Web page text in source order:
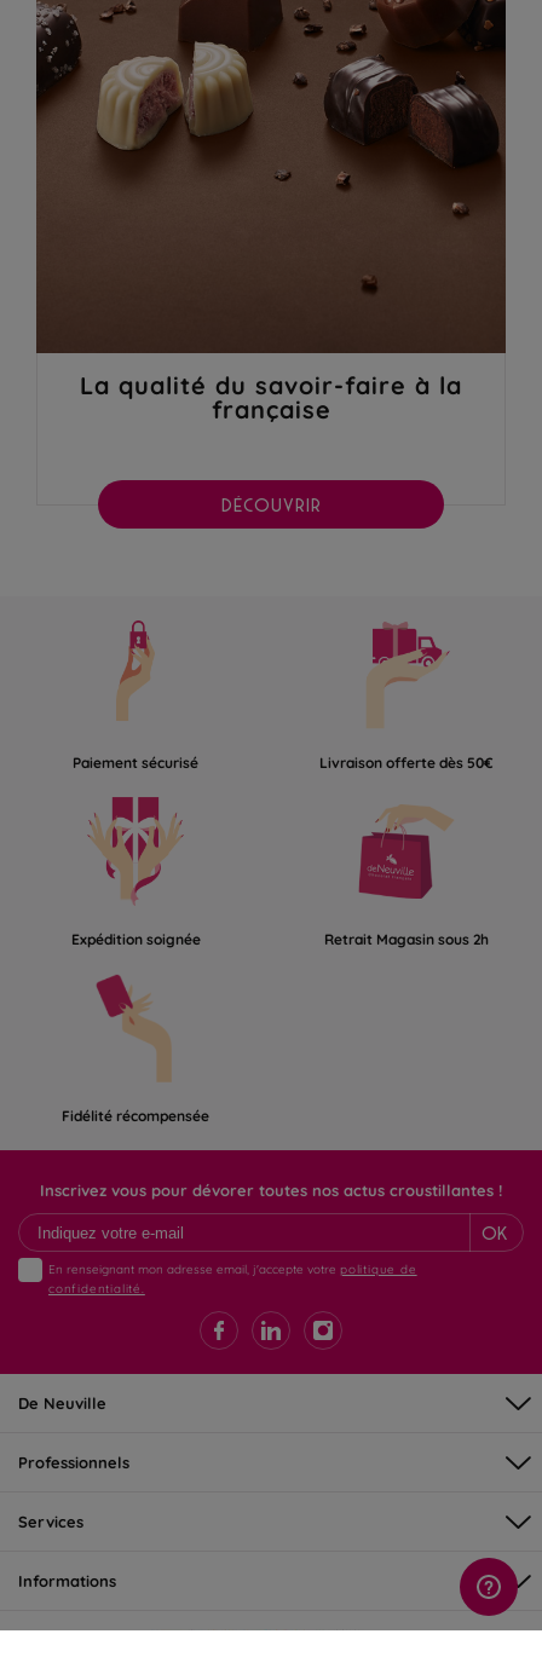
La qualité du savoir-faire à la
française
DÉCOUVRIR
Paiement sécurisé Livraison offerte dès 50€
Expédition soignée Retrait Magasin sous 2h
Fidélité récompensée
Inscrivez vous pour dévorer toutes nos actus croustillantes !
OK
En renseignant mon adresse email, j'accepte votre politique de
confidentialité.
De Neuville
Professionnels
Services
Informations